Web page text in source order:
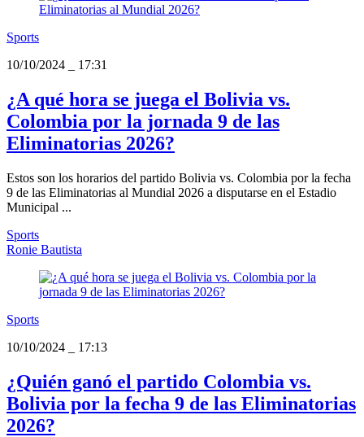
Sports
10/10/2024
17:31
¿A qué hora se juega el Bolivia vs.
Colombia por la jornada 9 de las
Eliminatorias 2026?
Estos son los horarios del partido Bolivia vs. Colombia por la fecha
9 de las Eliminatorias al Mundial 2026 a disputarse en el Estadio
Municipal ...
Sports
Ronie Bautista
Sports
10/10/2024
17:13
¿Quién ganó el partido Colombia vs.
Bolivia por la fecha 9 de las Eliminatorias
2026?